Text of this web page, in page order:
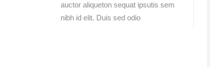
auctor aliqueton sequat ipsutis sem
nibh id elit. Duis sed odio